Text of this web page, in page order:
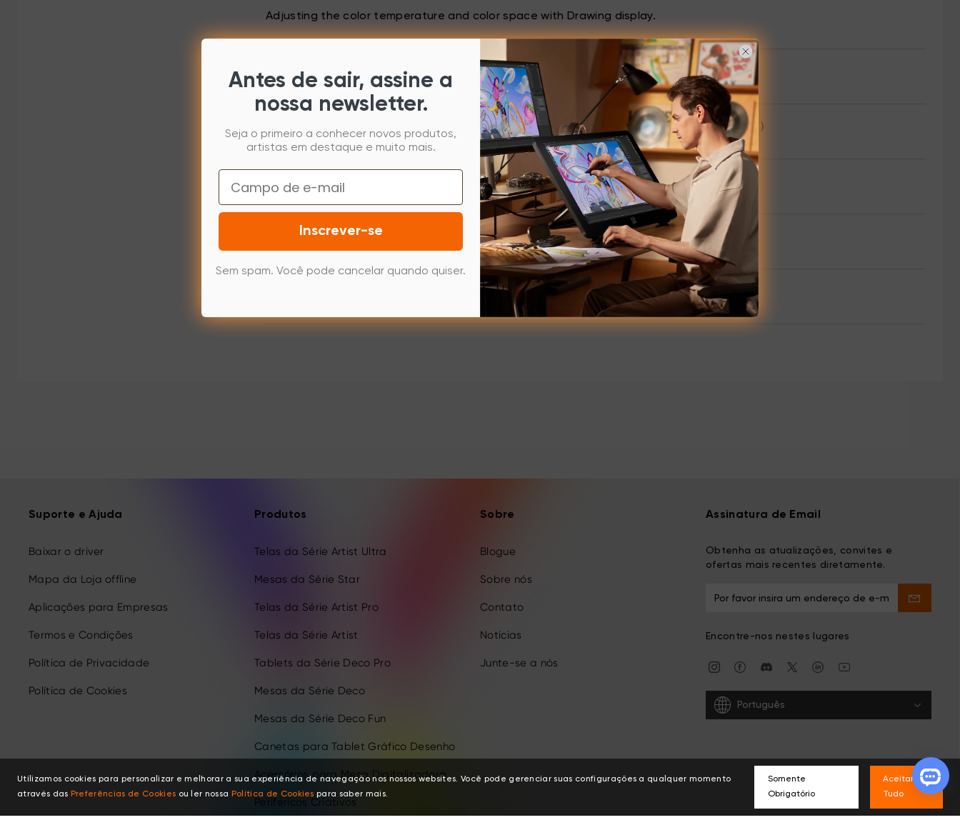
Adjusting the color temperature and color space with Drawing display.
Drawing Apps Don't Show on The Tablet Monitor
How to switch between a drawing display and drawing tablet for Artist Pro 14 &16（Gen 2）
How to install XPPen Driver on macOS Big Sur (11.x) or Monterey (12.x)
How to install XPPen Driver on macOS Ventura (13.x)
Line latency/Brush Lag during drawing with the software.
Suporte e Ajuda
Baixar o driver
Mapa da Loja offline
Aplicações para Empresas
Termos e Condições
Política de Privacidade
Política de Cookies
Produtos
Telas da Série Artist Ultra
Mesas da Série Star
Telas da Série Artist Pro
Telas da Série Artist
Tablets da Série Deco Pro
Mesas da Série Deco
Mesas da Série Deco Fun
Canetas para Tablet Gráfico Desenho
Acessórios para Mesa Digitalizadora
Periféricos Criativos
Sobre
Blogue
Sobre nós
Contato
Notícias
Junte-se a nós
Assinatura de Email
Obtenha as atualizações, convites e
ofertas mais recentes diretamente.
Encontre-nos nestes lugares
Português
Utilizamos cookies para personalizar e melhorar a sua experiência de navegação nos nossos websites. Você pode gerenciar suas configurações a qualquer momento
através das Preferências de Cookies ou ler nossa Política de Cookies para saber mais.
Somente
Obrigatório
Aceitar
Tudo
Antes de sair, assine a
nossa newsletter.
Seja o primeiro a conhecer novos produtos,
artistas em destaque e muito mais.
Email
Inscrever-se
Sem spam. Você pode cancelar quando quiser.